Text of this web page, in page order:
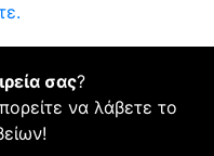
σας?
να λάβετε το